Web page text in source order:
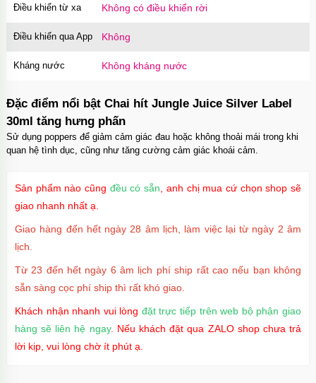
Case trong suốt
suốt tối giản
MãOP16MXtrị giá70.000₫
chống sốc
OP16Pr trị giá
Ốp lưng iPhone 16 TPU Space trong suốt tối
MãOP16trị giá 70.000₫
Ốp lưng MagSafe iPhone 17 Air Clear Case
Điều khiển từ xa Không có điều khiển rời
Điều khiển qua App Không
Kháng nước Không kháng nước
Đặc điểm nổi bật Chai hít Jungle Juice Silver Label
30ml tăng hưng phấn
Sử dụng poppers để giảm cảm giác đau hoặc không thoải mái trong khi
quan hệ tình dục, cũng như tăng cường cảm giác khoái cảm.
Sản phẩm nào cũng đều có sẵn , anh chị mua cứ chọn shop sẽ
giao nhanh nhất ạ.
Giao hàng đến hết ngày 28 âm lịch, làm việc lại từ ngày 2 âm
lịch.
Từ 23 đến hết ngày 6 âm lịch phí ship rất cao nếu bạn không
sẵn sàng cọc phí ship thì rất khó giao.
Khách nhận nhanh vui lòng đặt trực tiếp trên web bộ phận giao
hàng sẽ liên hệ ngay. Nếu khách đặt qua ZALO shop chưa trả
lời kịp, vui lòng chờ ít phút ạ.